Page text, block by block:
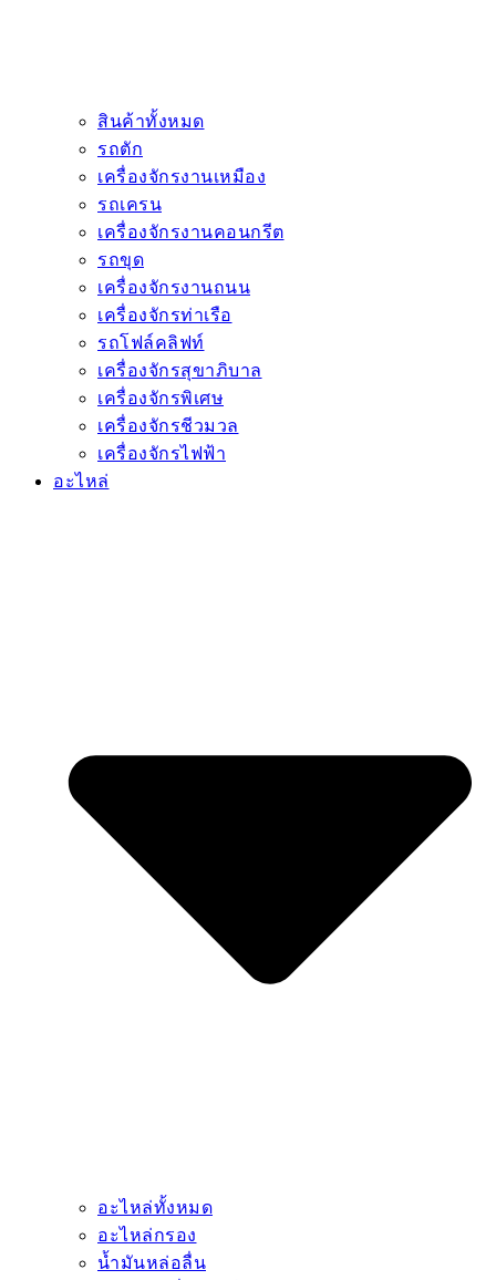
สินค้าทั้งหมด
รถตัก
เครื่องจักรงานเหมือง
รถเครน
เครื่องจักรงานคอนกรีต
รถขุด
เครื่องจักรงานถนน
เครื่องจักรท่าเรือ
รถโฟล์คลิฟท์
เครื่องจักรสุขาภิบาล
เครื่องจักรพิเศษ
เครื่องจักรชีวมวล
เครื่องจักรไฟฟ้า
อะไหล่
อะไหล่ทั้งหมด
อะไหล่กรอง
น้ำมันหล่อลื่น